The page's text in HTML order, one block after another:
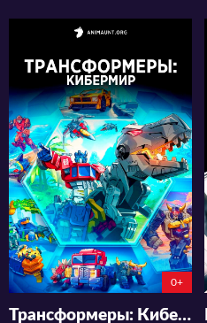
23147
88 54
0+
Трансформеры: Кибермир